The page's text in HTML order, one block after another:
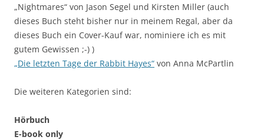
„Nightmares“ von Jason Segel und Kirsten Miller (auch
dieses Buch steht bisher nur in meinem Regal, aber da
dieses Buch ein Cover-Kauf war, nominiere ich es mit
gutem Gewissen ;-) )
„Die letzten Tage der Rabbit Hayes“ von Anna McPartlin
Die weiteren Kategorien sind:
Hörbuch
E-book only